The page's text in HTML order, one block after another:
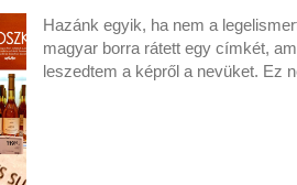
Hazánk egyik, ha nem a
magyar borra rátett egy címkét,
leszedtem a képről a nevüket. Ez